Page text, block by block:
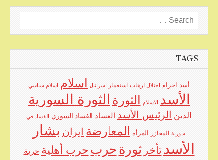
Search
for:
TAGS
أسد اجرام احتلال ارهاب استعمار اسرائيل اسلام اسلام سياسي
الأسد الاسلام الثورة الثورة السورية
الدين الرئيس الأسد الفساد الفساد السوري الفساد في
سورية المجازر المرأة المعارضة ايران بشار
الأسد تأخر ثورة حرب حرب أهلية حرية